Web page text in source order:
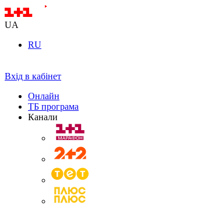
UA
RU
Вхід в кабінет
Онлайн
ТБ програма
Канали